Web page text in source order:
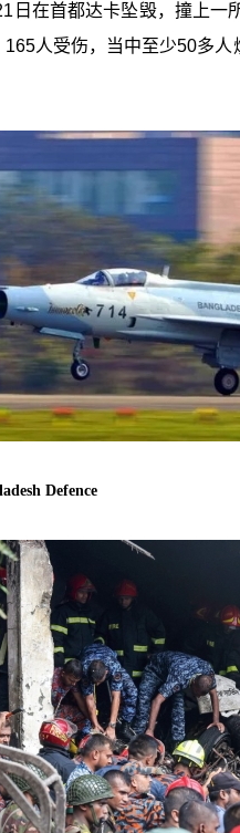
日在首都达卡坠毁，撞上
人受伤，当中至少50多
Defence